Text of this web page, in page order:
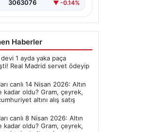
3063076 ▼ -0.14%
Haberler
1 ayda yaka paça
Real Madrid servet ödeyip
canlı 14 Nisan 2026: Altın
kadar oldu? Gram, çeyrek,
altını alış satış
canlı 8 Nisan 2026: Altın
kadar oldu? Gram, çeyrek,